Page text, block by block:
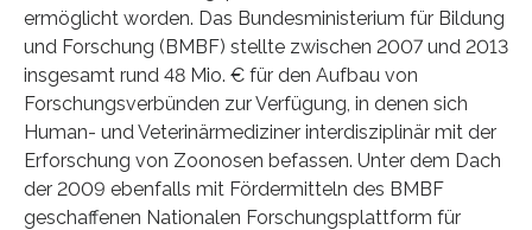
ermöglicht worden. Das Bundesministerium für Bildung
und Forschung (BMBF) stellte zwischen 2007 und 2013
insgesamt rund 48 Mio. € für den Aufbau von
Forschungsverbünden zur Verfügung, in denen sich
Human- und Veterinärmediziner interdisziplinär mit der
Erforschung von Zoonosen befassen. Unter dem Dach
der 2009 ebenfalls mit Fördermitteln des BMBF
geschaffenen Nationalen Forschungsplattform für